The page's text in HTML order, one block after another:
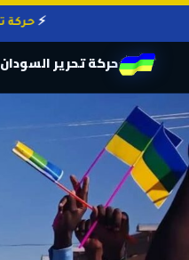
حركة تحرير السودان